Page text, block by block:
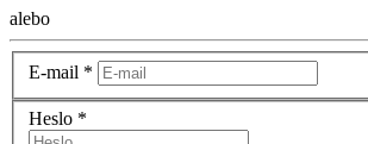
alebo
E-mail *
Heslo *